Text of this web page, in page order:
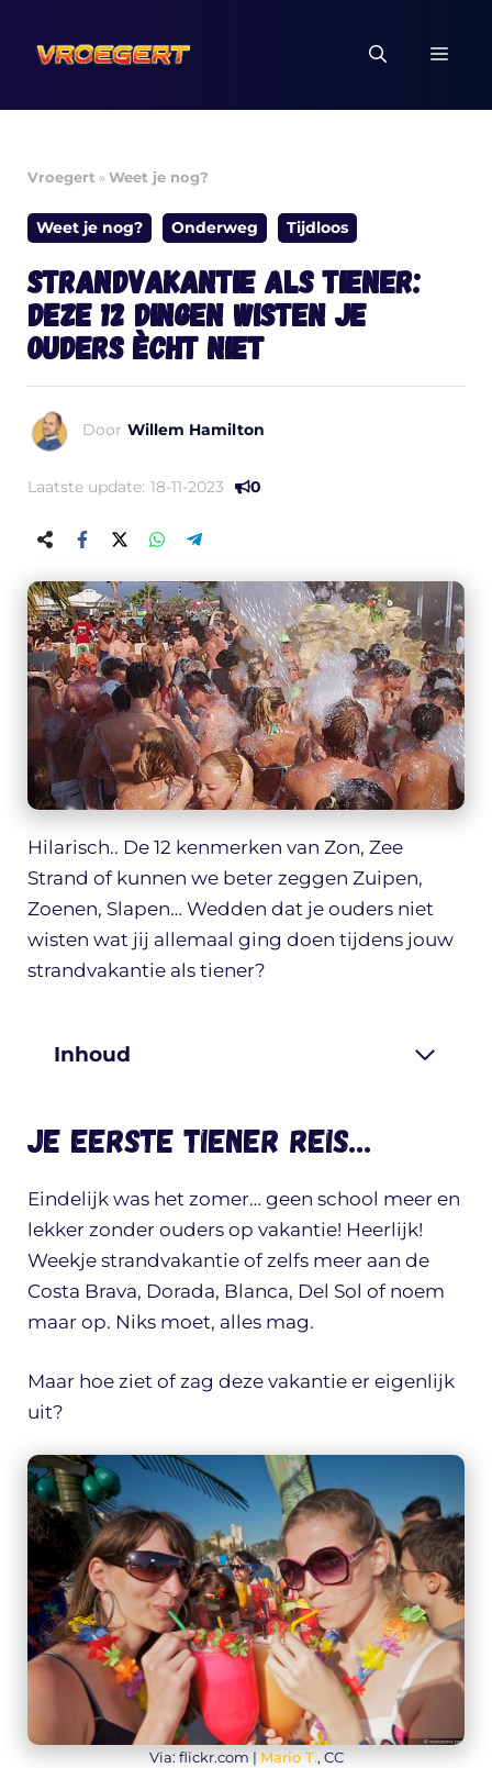
naar
inhoud
Vroegert »Weet je nog?
Weet je nog? Onderweg Tijdloos
Strandvakantie als tiener:
deze 12 dingen wisten je
ouders ècht niet
Door Willem Hamilton
Laatste update: 18-11-2023 0
Hilarisch.. De 12 kenmerken van Zon, Zee
Strand of kunnen we beter zeggen Zuipen,
Zoenen, Slapen… Wedden dat je ouders niet
wisten wat jij allemaal ging doen tijdens jouw
strandvakantie als tiener?
Inhoud
Je eerste tiener reis…
Eindelijk was het zomer… geen school meer en
lekker zonder ouders op vakantie! Heerlijk!
Weekje strandvakantie of zelfs meer aan de
Costa Brava, Dorada, Blanca, Del Sol of noem
maar op. Niks moet, alles mag.
Maar hoe ziet of zag deze vakantie er eigenlijk
uit?
Via: flickr.com | Mario T., CC